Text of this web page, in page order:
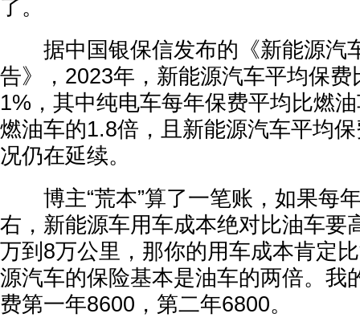
了。
据中国银保信发布的《新能源汽
告》，2023年，新能源汽车平均保
1%，其中纯电车每年保费平均比燃
燃油车的1.8倍，且新能源汽车平均
况仍在延续。
博主“荒本”算了一笔账，如果每
右，新能源车用车成本绝对比油车要
万到8万公里，那你的用车成本肯定
源汽车的保险基本是油车的两倍。我
费第一年8600，第二年6800。